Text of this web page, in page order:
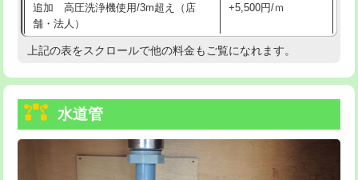
給水管工事※（塩ビ管（VP・HI）使
用/3ｍまで)
33,000円
給水管工事※（塩ビ管（VP・HI）使
+8,800円
給水管工事※（ライニング鋼管・銅
管・ポリ管・HT管使用/3ｍまで)
給水管工事※（ライニング鋼管・銅
管・ポリ管・HT管使用/3ｍ超え)
追加 高圧洗浄機使用/3m超え（店
舗・法人）
+5,500円/ｍ
高度高圧洗浄換 現地調査
トーラー機使用/3mまで
追加トーラー機使用/3m超え
上記の表をスクロールで他の料金もご覧になれます。
水道管